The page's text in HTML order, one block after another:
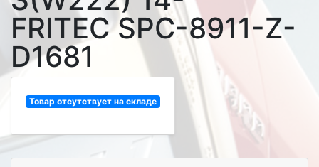
FRITEC SPC-8911-Z-
D1681
Товар отсутствует на складе